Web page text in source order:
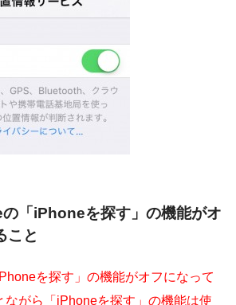
「iPhoneを探す」の機能がオ
こと
を探す」の機能がオフになって
ながら「iPhoneを探す」の機能は使